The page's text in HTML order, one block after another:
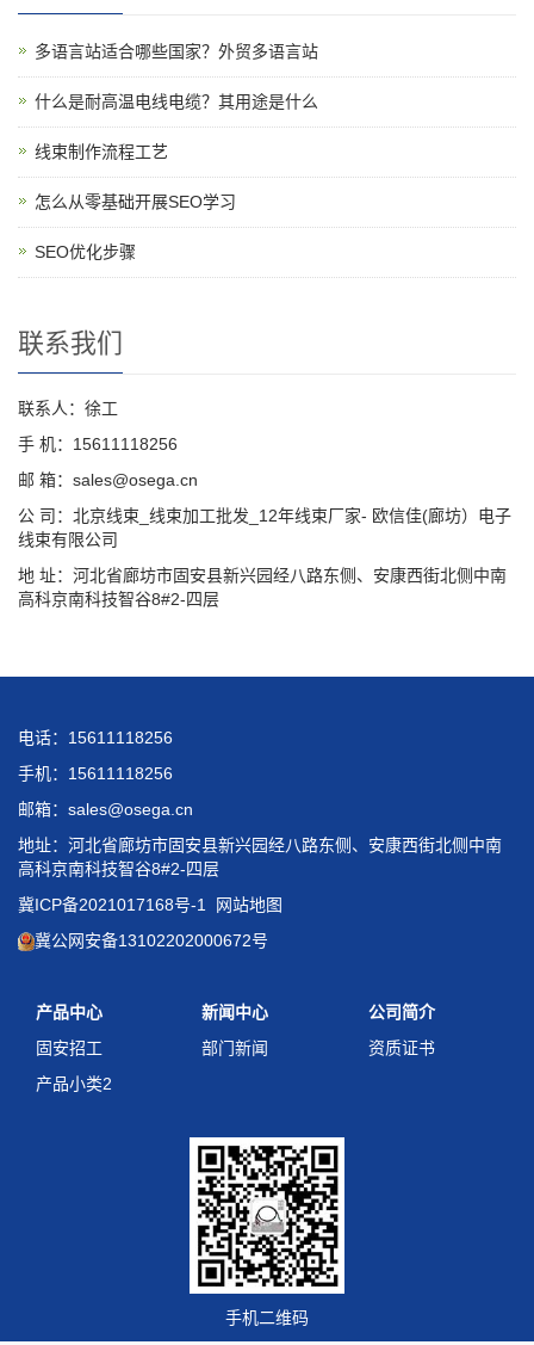
多语言站适合哪些国家？外贸多语言站
什么是耐高温电线电缆？其用途是什么
线束制作流程工艺
怎么从零基础开展SEO学习
SEO优化步骤
联系我们
联系人：徐工
手 机：15611118256
邮 箱：sales@osega.cn
公 司：北京线束_线束加工批发_12年线束厂家- 欧信佳(廊坊）电子
线束有限公司
地 址：河北省廊坊市固安县新兴园经八路东侧、安康西街北侧中南
高科京南科技智谷8#2-四层
电话：15611118256
手机：15611118256
邮箱：sales@osega.cn
地址：河北省廊坊市固安县新兴园经八路东侧、安康西街北侧中南
高科京南科技智谷8#2-四层
冀ICP备2021017168号-1
网站地图
冀公网安备13102202000672号
产品中心
固安招工
产品小类2
新闻中心
部门新闻
公司简介
资质证书
手机二维码